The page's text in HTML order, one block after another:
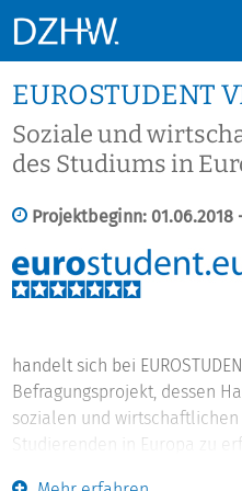
EUROSTUDENT
Soziale und
des Studiums in
Projektbeginn: 01.06.2018
handelt sich bei
Befragungsprojekt, dessen
sozialen und
Studierenden in Europa zu